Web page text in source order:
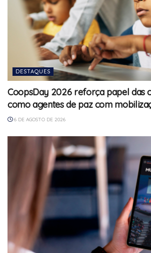
DESTAQUES
CoopsDay 2026 reforça papel das
como agentes de paz com
6 DE AGOSTO DE 2026